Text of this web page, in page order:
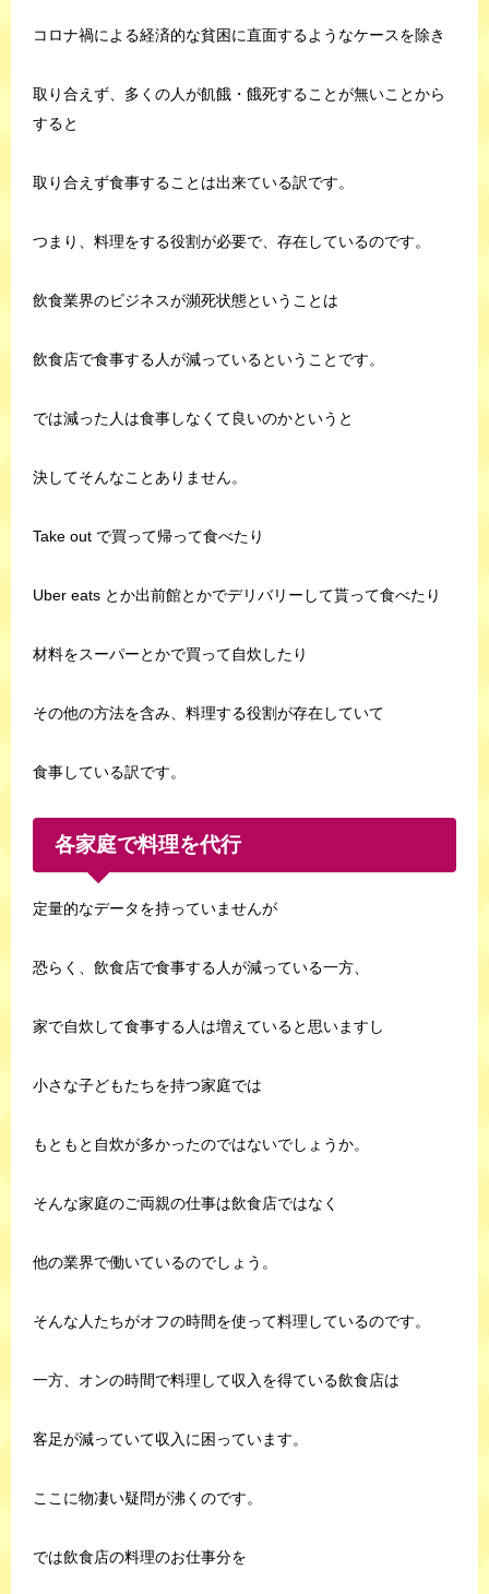
コロナ禍による経済的な貧困に直面するようなケースを除き
取り合えず、多くの人が飢餓・餓死することが無いことから
すると
取り合えず食事することは出来ている訳です。
つまり、料理をする役割が必要で、存在しているのです。
飲食業界のビジネスが瀕死状態ということは
飲食店で食事する人が減っているということです。
では減った人は食事しなくて良いのかというと
決してそんなことありません。
Take out で買って帰って食べたり
Uber eats とか出前館とかでデリバリーして貰って食べたり
材料をスーパーとかで買って自炊したり
その他の方法を含み、料理する役割が存在していて
食事している訳です。
各家庭で料理を代行
定量的なデータを持っていませんが
恐らく、飲食店で食事する人が減っている一方、
家で自炊して食事する人は増えていると思いますし
小さな子どもたちを持つ家庭では
もともと自炊が多かったのではないでしょうか。
そんな家庭のご両親の仕事は飲食店ではなく
他の業界で働いているのでしょう。
そんな人たちがオフの時間を使って料理しているのです。
一方、オンの時間で料理して収入を得ている飲食店は
客足が減っていて収入に困っています。
ここに物凄い疑問が沸くのです。
では飲食店の料理のお仕事分を